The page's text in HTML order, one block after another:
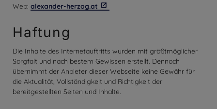
Web: alexander-herzog.at
Haftung
Die Inhalte des Internetauftritts wurden mit größtmöglicher
Sorgfalt und nach bestem Gewissen erstellt. Dennoch
übernimmt der Anbieter dieser Webseite keine Gewähr für
die Aktualität, Vollständigkeit und Richtigkeit der
bereitgestellten Seiten und Inhalte.